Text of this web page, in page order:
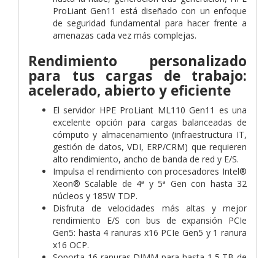
ProLiant Gen11 está diseñado con un enfoque
de seguridad fundamental para hacer frente a
amenazas cada vez más complejas.
Rendimiento personalizado
para tus cargas de trabajo:
acelerado, abierto y eficiente
El servidor HPE ProLiant ML110 Gen11 es una
excelente opción para cargas balanceadas de
cómputo y almacenamiento (infraestructura IT,
gestión de datos, VDI, ERP/CRM) que requieren
alto rendimiento, ancho de banda de red y E/S.
Impulsa el rendimiento con procesadores Intel®
Xeon® Scalable de 4ª y 5ª Gen con hasta 32
núcleos y 185W TDP.
Disfruta de velocidades más altas y mejor
rendimiento E/S con bus de expansión PCIe
Gen5: hasta 4 ranuras x16 PCIe Gen5 y 1 ranura
x16 OCP.